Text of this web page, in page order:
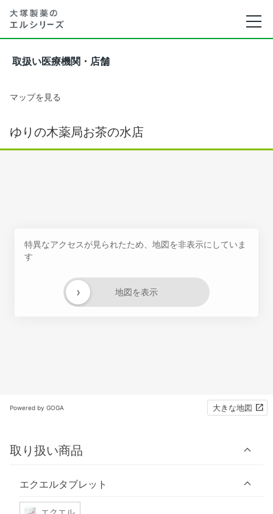
取扱い医療機関・店舗
マップを見る
ゆりの木薬局お茶の水店
特異なアクセスが見られたため、地図を非表示にしていま
す
地図を表示
›
Powered by GOGA 大きな地図
取り扱い商品
エクエルタブレット